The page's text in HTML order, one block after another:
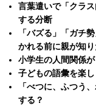
言葉遣いで「クラ
する分断
「バズる」「ガチ
かれる前に親が知
小学生の人間関係
子どもの語彙を楽
「べつに、ふつう
する？